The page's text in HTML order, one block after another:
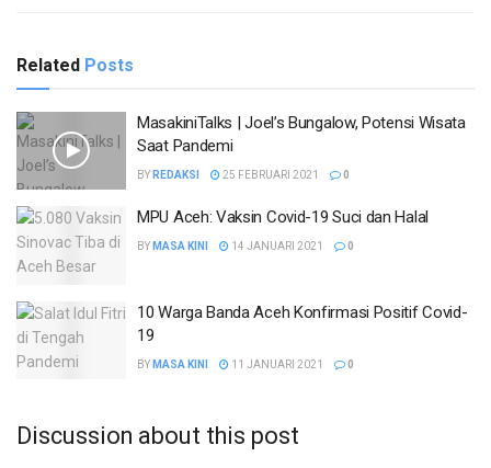
Related Posts
MasakiniTalks | Joel’s Bungalow, Potensi Wisata
Saat Pandemi
BY REDAKSI 25 FEBRUARI 2021 0
MPU Aceh: Vaksin Covid-19 Suci dan Halal
BY MASA KINI 14 JANUARI 2021 0
10 Warga Banda Aceh Konfirmasi Positif Covid-
19
BY MASA KINI 11 JANUARI 2021 0
Discussion about this post